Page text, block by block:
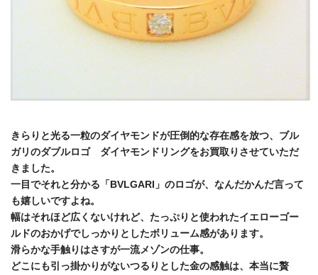
きらりと光る一粒のダイヤモンドが圧倒的な存在感を放つ、ブル
ガリのダブルロゴ ダイヤモンドリングをお買取りさせていただ
きました。
一目でそれと分かる「BVLGARI」のロゴが、なんだかんだ言って
も嬉しいですよね。
幅はそれほど広くないけれど、たっぷりと使われたイエローゴー
ルドのおかげでしっかりとしたボリューム感があります。
滑らかな手触りはさすが一流メゾンの仕事。
どこにも引っ掛かりがないつるりとした金の感触は、本当に贅